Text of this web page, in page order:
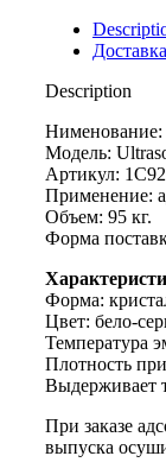
Доставка
Description
Нименование:
Модель:
Артикул:
Применение:
Объем: 95 кг.
Форма
Форма:
Цвет: бело-
Температура
Плотность
Выдерживает
При заказе
выпуска